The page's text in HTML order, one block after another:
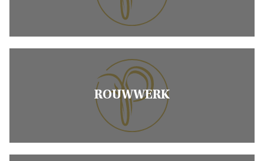
ROUWWERK